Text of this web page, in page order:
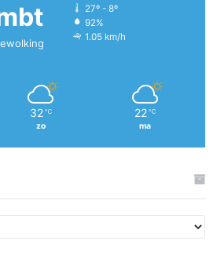
27º - 8º
92%
1.05 km/h
32 ℃
zo
22 ℃
ma